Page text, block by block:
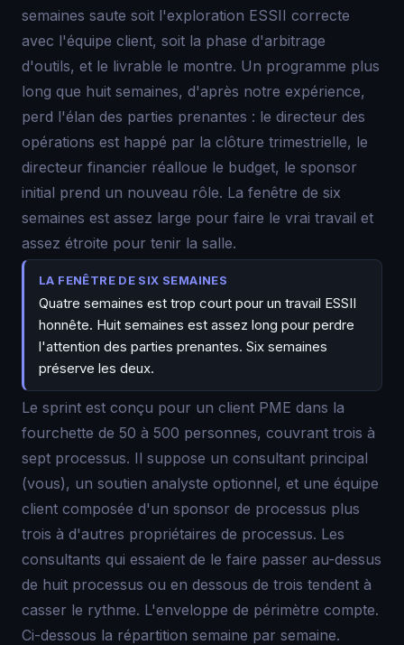
semaines saute soit l'exploration ESSII correcte
avec l'équipe client, soit la phase d'arbitrage
d'outils, et le livrable le montre. Un programme plus
long que huit semaines, d'après notre expérience,
perd l'élan des parties prenantes : le directeur des
opérations est happé par la clôture trimestrielle, le
directeur financier réalloue le budget, le sponsor
initial prend un nouveau rôle. La fenêtre de six
semaines est assez large pour faire le vrai travail et
assez étroite pour tenir la salle.
LA FENÊTRE DE SIX SEMAINES
Quatre semaines est trop court pour un travail ESSII
honnête. Huit semaines est assez long pour perdre
l'attention des parties prenantes. Six semaines
préserve les deux.
Le sprint est conçu pour un client PME dans la
fourchette de 50 à 500 personnes, couvrant trois à
sept processus. Il suppose un consultant principal
(vous), un soutien analyste optionnel, et une équipe
client composée d'un sponsor de processus plus
trois à d'autres propriétaires de processus. Les
consultants qui essaient de le faire passer au-dessus
de huit processus ou en dessous de trois tendent à
casser le rythme. L'enveloppe de périmètre compte.
Ci-dessous la répartition semaine par semaine.